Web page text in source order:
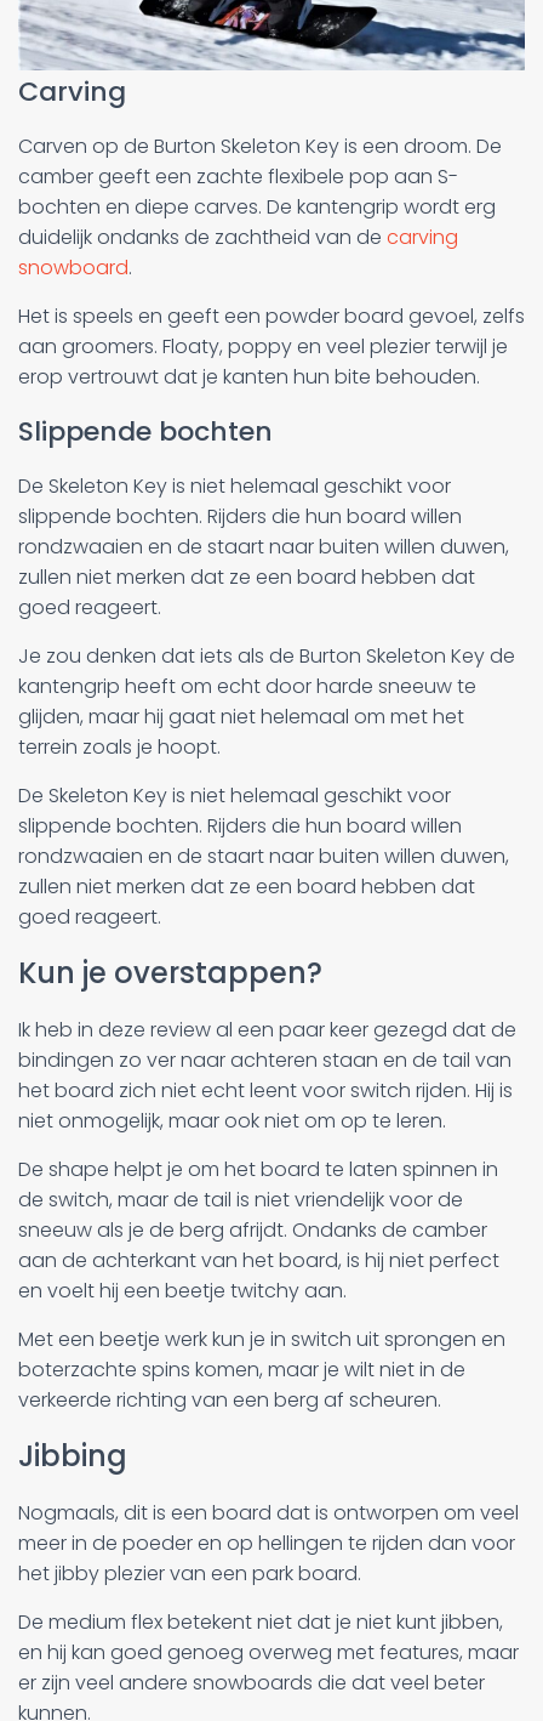
Carving
Carven op de Burton Skeleton Key is een droom. De
camber geeft een zachte flexibele pop aan S-
bochten en diepe carves. De kantengrip wordt erg
duidelijk ondanks de zachtheid van de carving
snowboard.
Het is speels en geeft een powder board gevoel, zelfs
aan groomers. Floaty, poppy en veel plezier terwijl je
erop vertrouwt dat je kanten hun bite behouden.
Slippende bochten
De Skeleton Key is niet helemaal geschikt voor
slippende bochten. Rijders die hun board willen
rondzwaaien en de staart naar buiten willen duwen,
zullen niet merken dat ze een board hebben dat
goed reageert.
Je zou denken dat iets als de Burton Skeleton Key de
kantengrip heeft om echt door harde sneeuw te
glijden, maar hij gaat niet helemaal om met het
terrein zoals je hoopt.
De Skeleton Key is niet helemaal geschikt voor
slippende bochten. Rijders die hun board willen
rondzwaaien en de staart naar buiten willen duwen,
zullen niet merken dat ze een board hebben dat
goed reageert.
Kun je overstappen?
Ik heb in deze review al een paar keer gezegd dat de
bindingen zo ver naar achteren staan en de tail van
het board zich niet echt leent voor switch rijden. Hij is
niet onmogelijk, maar ook niet om op te leren.
De shape helpt je om het board te laten spinnen in
de switch, maar de tail is niet vriendelijk voor de
sneeuw als je de berg afrijdt. Ondanks de camber
aan de achterkant van het board, is hij niet perfect
en voelt hij een beetje twitchy aan.
Met een beetje werk kun je in switch uit sprongen en
boterzachte spins komen, maar je wilt niet in de
verkeerde richting van een berg af scheuren.
Jibbing
Nogmaals, dit is een board dat is ontworpen om veel
meer in de poeder en op hellingen te rijden dan voor
het jibby plezier van een park board.
De medium flex betekent niet dat je niet kunt jibben,
en hij kan goed genoeg overweg met features, maar
er zijn veel andere snowboards die dat veel beter
kunnen.